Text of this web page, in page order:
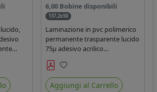
6,00 Bobine disponibili
137,2x50
Laminazione in pvc polimerico
permanente trasparente lucido
75µ adesivo acrilico
permanente durata 5 anni con
filtro uv, carta kraft. Ideale per
stampe con inchiostro
ecosolvente, UV e latex.
Preferiti
Aggiungi al Carrello